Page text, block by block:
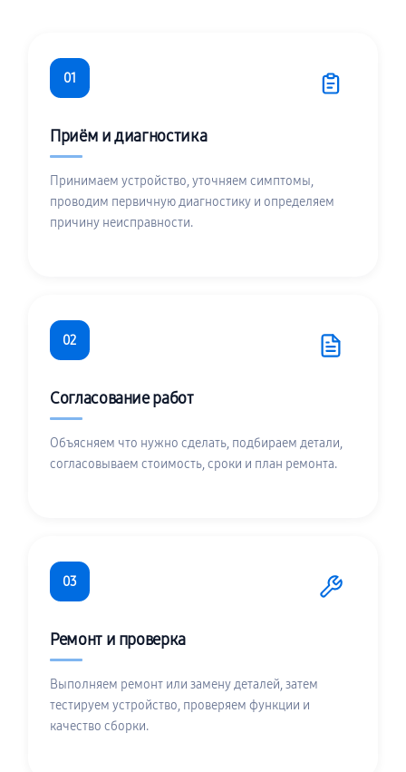
01
Приём и диагностика
Принимаем устройство, уточняем симптомы,
проводим первичную диагностику и определяем
причину неисправности.
02
Согласование работ
Объясняем что нужно сделать, подбираем детали,
согласовываем стоимость, сроки и план ремонта.
03
Ремонт и проверка
Выполняем ремонт или замену деталей, затем
тестируем устройство, проверяем функции и
качество сборки.